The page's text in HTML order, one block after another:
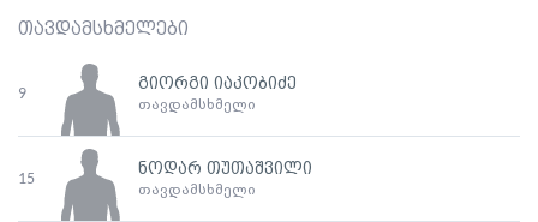
თავდამსხმელები
9
გიორგი იაკობიძე
თავდამსხმელი
15
ნოდარ თუთაშვილი
თავდამსხმელი